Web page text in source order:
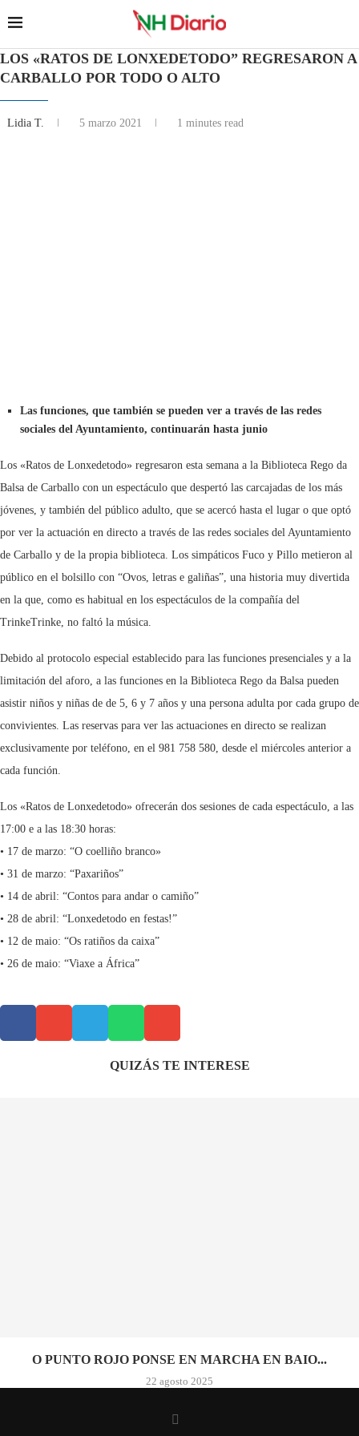
LOS «RATOS DE LONXEDETODO” REGRESARON A
CARBALLO POR TODO O ALTO
Lidia T. 5 marzo 2021 1 minutes read
Las funciones, que también se pueden ver a través de las redes
sociales del Ayuntamiento, continuarán hasta junio
Los «Ratos de Lonxedetodo» regresaron esta semana a la Biblioteca Rego da
Balsa de Carballo con un espectáculo que despertó las carcajadas de los más
jóvenes, y también del público adulto, que se acercó hasta el lugar o que optó
por ver la actuación en directo a través de las redes sociales del Ayuntamiento
de Carballo y de la propia biblioteca. Los simpáticos Fuco y Pillo metieron al
público en el bolsillo con “Ovos, letras e galiñas”, una historia muy divertida
en la que, como es habitual en los espectáculos de la compañía del
TrinkeTrinke, no faltó la música.
Debido al protocolo especial establecido para las funciones presenciales y a la
limitación del aforo, a las funciones en la Biblioteca Rego da Balsa pueden
asistir niños y niñas de de 5, 6 y 7 años y una persona adulta por cada grupo de
convivientes. Las reservas para ver las actuaciones en directo se realizan
exclusivamente por teléfono, en el 981 758 580, desde el miércoles anterior a
cada función.
Los «Ratos de Lonxedetodo» ofrecerán dos sesiones de cada espectáculo, a las
17:00 e a las 18:30 horas:
• 17 de marzo: “O coelliño branco»
• 31 de marzo: “Paxariños”
• 14 de abril: “Contos para andar o camiño”
• 28 de abril: “Lonxedetodo en festas!”
• 12 de maio: “Os ratiños da caixa”
• 26 de maio: “Viaxe a África”
QUIZÁS TE INTERESE
O PUNTO ROJO PONSE EN MARCHA EN BAIO...
22 agosto 2025